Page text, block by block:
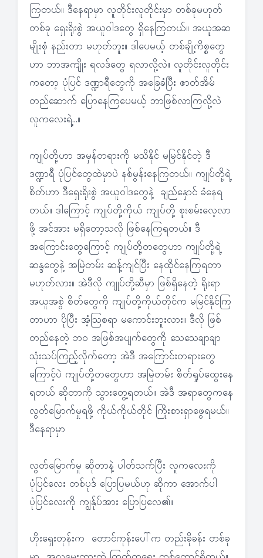
ကြတယ်။ ဒီနေရာမှာ လူတိုင်းလူတိုင်းမှာ တစ်ခုမဟုတ်
တစ်ခု ရှေးရိုးစွဲ အယူဝါဒတွေ ရှိနေကြတယ်။ အယူအဆ
မျိုးစုံ နည်းတာ မဟုတ်ဘူး။ ဒါပေမယ့် တစ်ချို့ကိစ္စတွေ
ဟာ ဘာအကျိုး ရလဒ်တွေ ရလာလို့လဲ။ လူတိုင်းလူတိုင်း
ကတော့ ပုံပြင် ဒဏ္ဍာရီတွေကို အခြေခံပြီး ဇာတ်အိမ်
တည်ဆောက် ပြောနေကြပေမယ့် ဘာဖြစ်လာကြလို့လဲ
လူကလေးရဲ့…။
ကျုပ်တို့ဟာ အမှန်တရားကို မသိနိုင် မမြင်နိုင်တဲ့ ဒီ
ဒဏ္ဍာရီ ပုံပြင်တွေထဲမှာပဲ နစ်မွန်းနေကြတယ်။ ကျုပ်တို့ရဲ့
စိတ်ဟာ ဒီရှေးရိုးစွဲ အယူဝါဒတွေနဲ့ ချည်နှောင် ခံနေရ
တယ်။ ဒါကြောင့် ကျုပ်တို့ကိုယ် ကျုပ်တို့ စူးစမ်းလေ့လာ
ဖို့ အင်အား မရှိတော့သလို ဖြစ်နေကြရတယ်။ ဒီ
အကြောင်းတွေကြောင့် ကျုပ်တို့တတွေဟာ ကျုပ်တို့ရဲ့
ဆန္ဒတွေနဲ့ အမြဲတမ်း ဆန့်ကျင်ပြီး နေထိုင်နေကြရတာ
မဟုတ်လား။ အဲဒီလို ကျုပ်တို့ဆီမှာ ဖြစ်ရှိနေတဲ့ ရိုးရာ
အယူအစွဲ စိတ်တွေကို ကျုပ်တို့ကိုယ်တိုင်က မမြင်နိုင်ကြ
တာဟာ ပိုပြီး အံ့သြစရာ မကောင်းဘူးလား။ ဒီလို ဖြစ်
တည်နေတဲ့ ဘ၀ အဖြစ်အပျက်တွေကို သေသေချာချာ
သုံးသပ်ကြည့်လိုက်တော့ အဲဒီ အကြောင်းတရားတွေ
ကြောင့်ပဲ ကျုပ်တို့တတွေဟာ အမြဲတမ်း စိတ်ရှုပ်ထွေးနေ
ရတယ် ဆိုတာကို သွားတွေ့ရတယ်။ အဲဒီ အရာတွေကနေ
လွတ်မြောက်မှုရဖို့ ကိုယ်ကိုယ်တိုင် ကြိုးစားရှာဖွေရမယ်။
ဒီနေရာမှာ
လွတ်မြောက်မှု ဆိုတာနဲ့ ပါတ်သက်ပြီး လူကလေးကို
ပုံပြင်လေး တစ်ပုဒ် ပြောပြမယ်ဟု ဆိုကာ အောက်ပါ
ပုံပြင်လေးကို ကျွန်ုပ်အား ပြောပြလေ၏။
ဟိုးရှေးတုန်းက တောင်ကုန်းပေါ်က တည်းခိုခန်း တစ်ခု